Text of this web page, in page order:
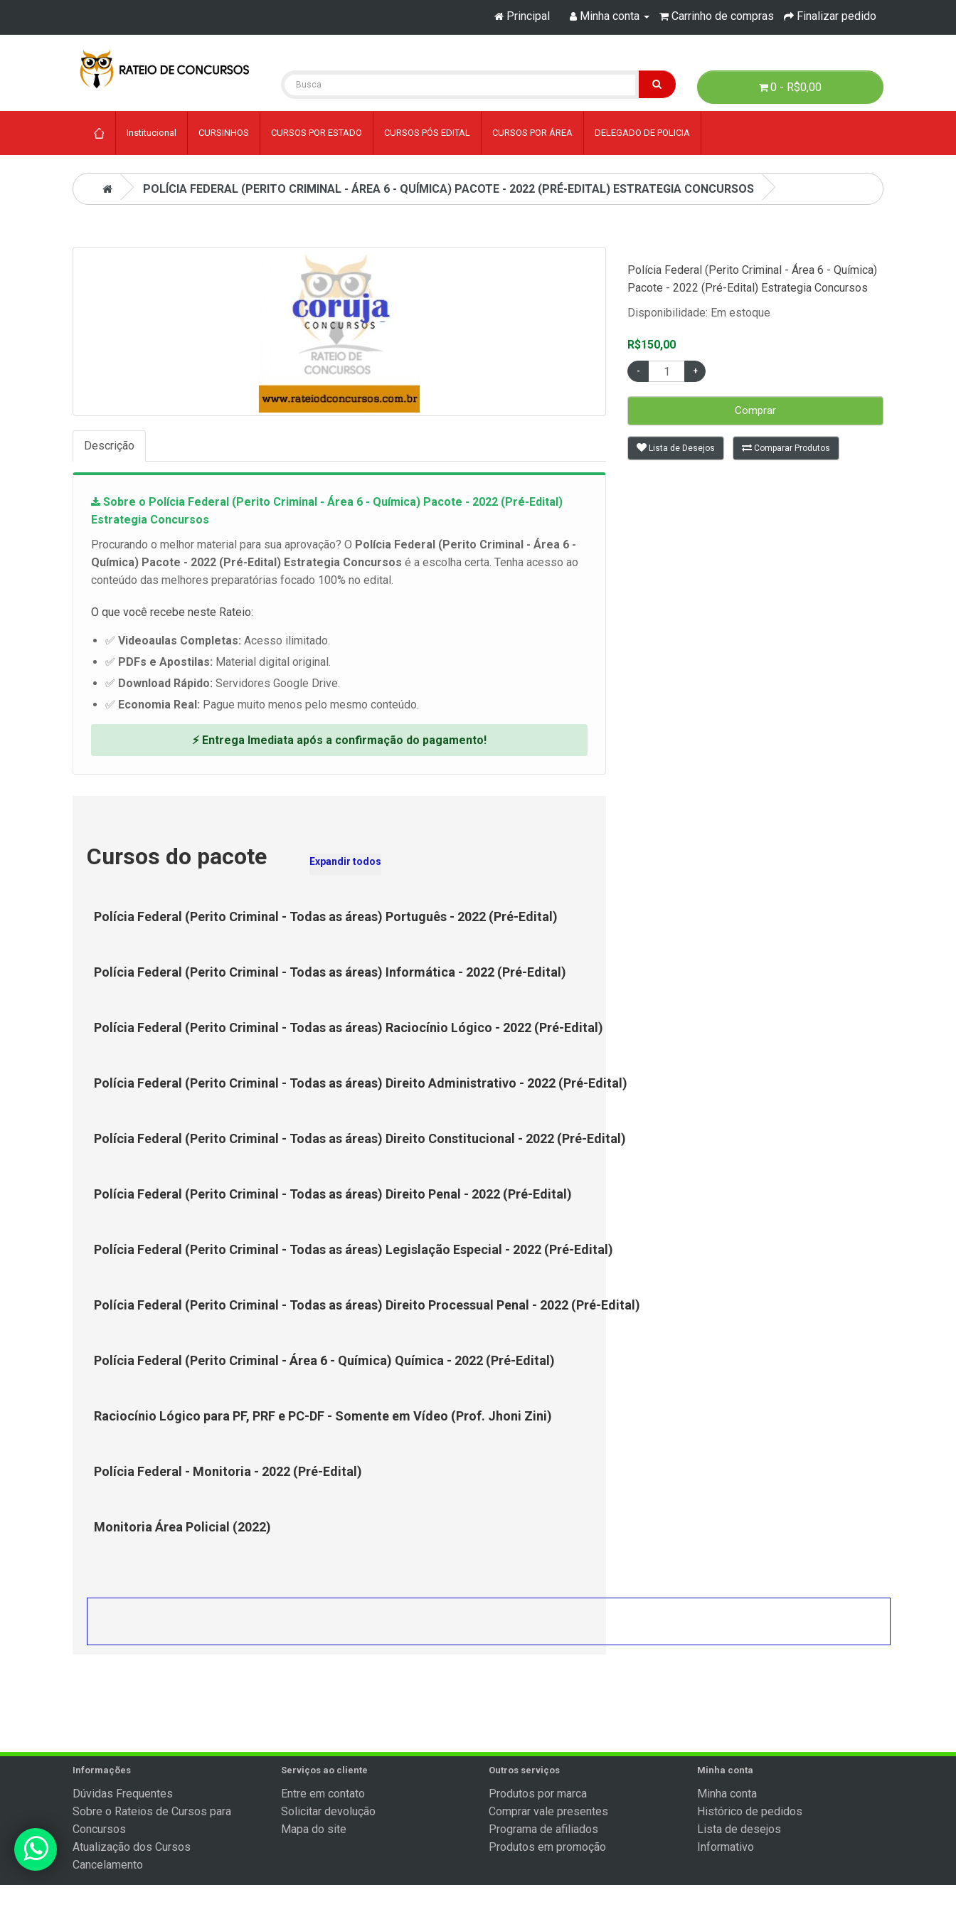
Principal Minha conta Carrinho de compras Finalizar pedido
0 - R$0,00
Institucional CURSINHOS CURSOS POR ESTADO CURSOS PÓS EDITAL CURSOS POR ÁREA DELEGADO DE POLICIA
POLÍCIA FEDERAL (PERITO CRIMINAL - ÁREA 6 - QUÍMICA) PACOTE - 2022 (PRÉ-EDITAL) ESTRATEGIA CONCURSOS
Descrição
Sobre o Polícia Federal (Perito Criminal - Área 6 - Química) Pacote - 2022 (Pré-Edital)
Estrategia Concursos
Procurando o melhor material para sua aprovação? O Polícia Federal (Perito Criminal - Área 6 -
Química) Pacote - 2022 (Pré-Edital) Estrategia Concursos é a escolha certa. Tenha acesso ao
conteúdo das melhores preparatórias focado 100% no edital.
O que você recebe neste Rateio:
✅ Videoaulas Completas: Acesso ilimitado.
✅ PDFs e Apostilas: Material digital original.
✅ Download Rápido: Servidores Google Drive.
✅ Economia Real: Pague muito menos pelo mesmo conteúdo.
⚡ Entrega Imediata após a confirmação do pagamento!
Cursos do pacote Expandir todos
Polícia Federal (Perito Criminal - Todas as áreas) Português - 2022 (Pré-Edital)
Polícia Federal (Perito Criminal - Todas as áreas) Informática - 2022 (Pré-Edital)
Polícia Federal (Perito Criminal - Todas as áreas) Raciocínio Lógico - 2022 (Pré-Edital)
Polícia Federal (Perito Criminal - Todas as áreas) Direito Administrativo - 2022 (Pré-Edital)
Polícia Federal (Perito Criminal - Todas as áreas) Direito Constitucional - 2022 (Pré-Edital)
Polícia Federal (Perito Criminal - Todas as áreas) Direito Penal - 2022 (Pré-Edital)
Polícia Federal (Perito Criminal - Todas as áreas) Legislação Especial - 2022 (Pré-Edital)
Polícia Federal (Perito Criminal - Todas as áreas) Direito Processual Penal - 2022 (Pré-Edital)
Polícia Federal (Perito Criminal - Área 6 - Química) Química - 2022 (Pré-Edital)
Raciocínio Lógico para PF, PRF e PC-DF - Somente em Vídeo (Prof. Jhoni Zini)
Polícia Federal - Monitoria - 2022 (Pré-Edital)
Monitoria Área Policial (2022)
Polícia Federal (Perito Criminal - Área 6 - Química)
Pacote - 2022 (Pré-Edital) Estrategia Concursos
Disponibilidade: Em estoque
R$150,00
Comprar
Lista de Desejos Comparar Produtos
Informações
Dúvidas Frequentes
Sobre o Rateios de Cursos para
Concursos
Atualização dos Cursos
Cancelamento
Serviços ao cliente
Entre em contato
Solicitar devolução
Mapa do site
Outros serviços
Produtos por marca
Comprar vale presentes
Programa de afiliados
Produtos em promoção
Minha conta
Minha conta
Histórico de pedidos
Lista de desejos
Informativo